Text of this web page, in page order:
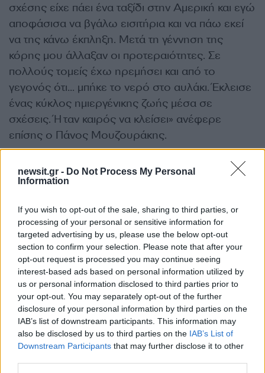
newsit.gr - Do Not Process My Personal
Information
If you wish to opt-out of the sale, sharing to third parties, or
processing of your personal or sensitive information for
targeted advertising by us, please use the below opt-out
section to confirm your selection. Please note that after your
opt-out request is processed you may continue seeing
interest-based ads based on personal information utilized by
us or personal information disclosed to third parties prior to
your opt-out. You may separately opt-out of the further
disclosure of your personal information by third parties on the
IAB’s list of downstream participants. This information may
also be disclosed by us to third parties on the IAB’s List of
Downstream Participants that may further disclose it to other
σχέσης είχε πάει ένα ταξίδι στην Αμερική και εγώ
αποφάσισα να βγάλω εισιτήρια και να πάω εκεί
να της κάνω έκπληξη. Μετά τη γέννηση της
κόρης μου άλλαξαν οι προτεραιότητες. Σε
πολλούς τομείς έχω ηρεμήσει και από το
γεγονός ότι… μπήκε το νερό στο αυλάκι. Έκλεισε
ένας κύκλος ημιεργένικης ζωής μέσα σε
σχέσεις. Ήταν καιρός να κλείσει» ανέφερε
επίσης ο Πάνος Μουζουράκης.
Αν τα χάσατε